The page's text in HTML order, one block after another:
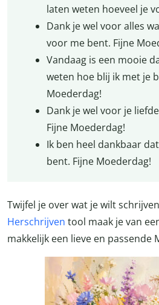
laten weten hoeveel je
Dank je wel voor alles
voor me bent. Fijne
Vandaag is een mooie
weten hoe blij ik met je
Moederdag!
Dank je wel voor je
Fijne Moederdag!
Ik ben heel dankbaar
bent. Fijne Moederdag!
Twijfel je over wat je wilt
Herschrijven tool maak je van
makkelijk een lieve en passende